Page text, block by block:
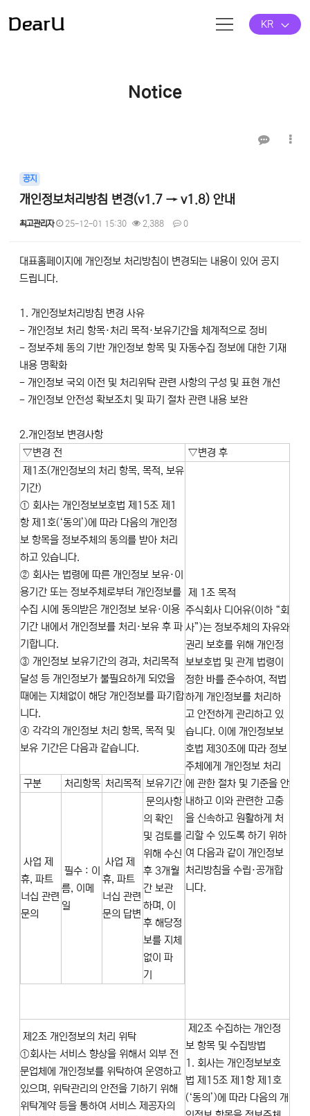
KR
Notice
공지
개인정보처리방침 변경(v1.7 → v1.8) 안내
최고관리자 25-12-01 15:30 2,388 0
본문
대표홈페이지에 개인정보 처리방침이 변경되는 내용이 있어 공지
드립니다.
1. 개인정보처리방침 변경 사유
- 개인정보 처리 항목·처리 목적·보유기간을 체계적으로 정비
- 정보주체 동의 기반 개인정보 항목 및 자동수집 정보에 대한 기재
내용 명확화
- 개인정보 국외 이전 및 처리위탁 관련 사항의 구성 및 표현 개선
- 개인정보 안전성 확보조치 및 파기 절차 관련 내용 보완
2.개인정보 변경사항
▽변경 전
▽변경 후
제1조(개인정보의 처리 항목, 목적, 보유
기간)
① 회사는 개인정보보호법 제15조 제1
항 제1호(‘동의’)에 따라 다음의 개인정
보 항목을 정보주체의 동의를 받아 처리
하고 있습니다.
② 회사는 법령에 따른 개인정보 보유·이
용기간 또는 정보주체로부터 개인정보를
수집 시에 동의받은 개인정보 보유·이용
기간 내에서 개인정보를 처리·보유 후 파
기합니다.
③ 개인정보 보유기간의 경과, 처리목적
달성 등 개인정보가 불필요하게 되었을
때에는 지체없이 해당 개인정보를 파기합
니다.
④ 각각의 개인정보 처리 항목, 목적 및
보유 기간은 다음과 같습니다.
구분 처리항목 처리목적 보유기간
사업 제
휴, 파트
너십 관련
문의
필수 : 이
름, 이메
일
사업 제
휴, 파트
너십 관련
문의 답변
문의사항
의 확인
및 검토를
위해 수신
후 3개월
간 보관
하며, 이
후 해당정
보를 지체
없이 파
기
제 1조 목적
주식회사 디어유(이하 “회
사”)는 정보주체의 자유와
권리 보호를 위해 개인정
보보호법 및 관계 법령이
정한 바를 준수하여, 적법
하게 개인정보를 처리하
고 안전하게 관리하고 있
습니다. 이에 개인정보보
호법 제30조에 따라 정보
주체에게 개인정보 처리
에 관한 절차 및 기준을 안
내하고 이와 관련한 고충
을 신속하고 원활하게 처
리할 수 있도록 하기 위하
여 다음과 같이 개인정보
처리방침을 수립·공개합
니다.
제2조 개인정보의 처리 위탁
①회사는 서비스 향상을 위해서 외부 전
문업체에 개인정보를 위탁하여 운영하고
있으며, 위탁관리의 안전을 기하기 위해
위탁계약 등을 통하여 서비스 제공자의
제2조 수집하는 개인정
보 항목 및 수집방법
1. 회사는 개인정보보호
법 제15조 제1항 제1호
(‘동의’)에 따라 다음의 개